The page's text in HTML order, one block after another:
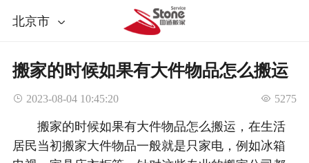
北京市
搬家的时候如果有大件物品怎么搬运
 2023-08-04 10:45:20  5275
搬家的时候如果有大件物品怎么搬运，在生活
居民当初搬家大件物品一般就是只家电，例如冰箱